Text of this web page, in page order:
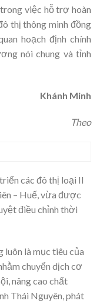
việc hỗ trợ hoàn
thị thông minh đồng
hoạch định chính
nói chung và tỉnh
Khánh Minh
Theo
các đô thị loại II
– Huế, vừa được
điều chỉnh thời
luôn là mục tiêu của
chuyển dịch cơ
nâng cao chất
Thái Nguyên, phát